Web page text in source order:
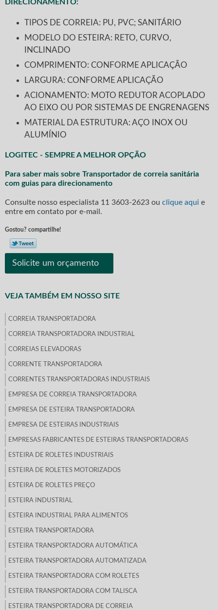
DIRECIONAMENTO:
TIPOS DE CORREIA: PU, PVC; SANITÁRIO
MODELO DO ESTEIRA: RETO, CURVO,
INCLINADO
COMPRIMENTO: CONFORME APLICAÇÃO
LARGURA: CONFORME APLICAÇÃO
ACIONAMENTO: MOTO REDUTOR ACOPLADO
AO EIXO OU POR SISTEMAS DE ENGRENAGENS
MATERIAL DA ESTRUTURA: AÇO INOX OU
ALUMÍNIO
LOGITEC - SEMPRE A MELHOR OPÇÃO
Para saber mais sobre Transportador de correia sanitária
com guias para direcionamento
Consulte nosso especialista 11 3603-2623 ou clique aqui e
entre em contato por e-mail.
Gostou? compartilhe!
Solicite um orçamento
VEJA TAMBÉM EM NOSSO SITE
CORREIA TRANSPORTADORA
CORREIA TRANSPORTADORA INDUSTRIAL
CORREIAS ELEVADORAS
CORRENTE TRANSPORTADORA
CORRENTES TRANSPORTADORAS INDUSTRIAIS
EMPRESA DE CORREIA TRANSPORTADORA
EMPRESA DE ESTEIRA TRANSPORTADORA
EMPRESA DE ESTEIRAS INDUSTRIAIS
EMPRESAS FABRICANTES DE ESTEIRAS TRANSPORTADORAS
ESTEIRA DE ROLETES INDUSTRIAIS
ESTEIRA DE ROLETES MOTORIZADOS
ESTEIRA DE ROLETES PREÇO
ESTEIRA INDUSTRIAL
ESTEIRA INDUSTRIAL PARA ALIMENTOS
ESTEIRA TRANSPORTADORA
ESTEIRA TRANSPORTADORA AUTOMÁTICA
ESTEIRA TRANSPORTADORA AUTOMATIZADA
ESTEIRA TRANSPORTADORA COM ROLETES
ESTEIRA TRANSPORTADORA COM TALISCA
ESTEIRA TRANSPORTADORA DE CORREIA